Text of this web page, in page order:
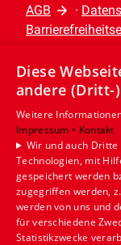
kann.
finanzielle
die
langfristig
sich die
oder
von
3. Wie
gewartet
Es wird
AGB
·
Leistungen
Privatkunden
Gewerbekunden
Karriere
Unternehmen
Standort
Münster
Diese
andere (Dritt-
Weitere
Impressum • Kontakt
Wir und auch
Technologien, mit
gespeichert werden
zugegriffen werden,
werden von uns und
für verschiedene
Statistikzwecke